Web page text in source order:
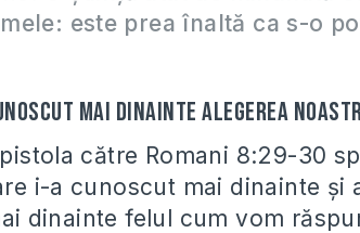
este prea înaltă ca s-o
mai dinainte alegerea
către Romani 8:29-30
i-a cunoscut mai dinainte şi
dinainte felul cum vom